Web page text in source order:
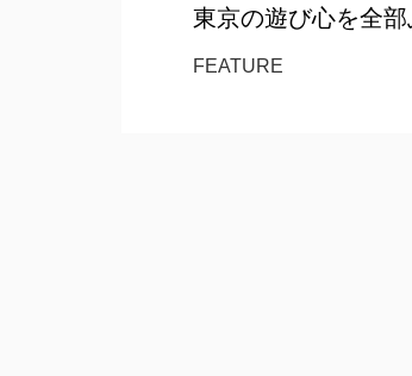
東京の遊び心を全
FEATURE